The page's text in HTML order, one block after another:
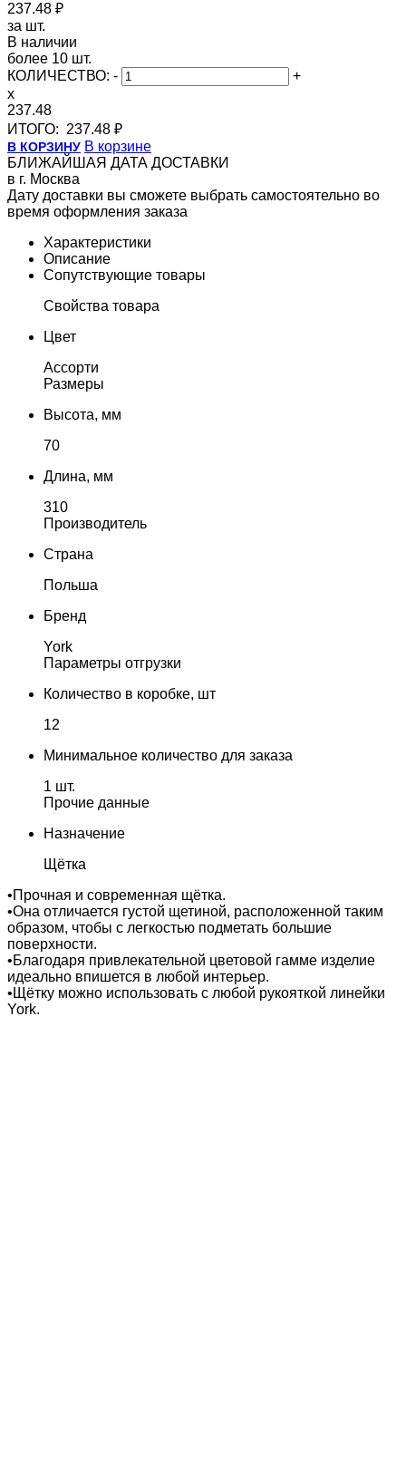
237.48 ₽
за шт.
В наличии
более 10 шт.
КОЛИЧЕСТВО: -
+
x
237.48
ИТОГО: 237.48 ₽
В КОРЗИНУ В корзине
БЛИЖАЙШАЯ ДАТА ДОСТАВКИ
в г. Москва
Дату доставки вы сможете выбрать самостоятельно во
время оформления заказа
Характеристики
Описание
Сопутствующие товары
Свойства товара
Цвет
Ассорти
Размеры
Высота, мм
70
Длина, мм
310
Производитель
Страна
Польша
Бренд
York
Параметры отгрузки
Количество в коробке, шт
12
Минимальное количество для заказа
1 шт.
Прочие данные
Назначение
Щётка
•Прочная и современная щётка.
•Она отличается густой щетиной, расположенной таким
образом, чтобы с легкостью подметать большие
поверхности.
•Благодаря привлекательной цветовой гамме изделие
идеально впишется в любой интерьер.
•Щётку можно использовать с любой рукояткой линейки
York.